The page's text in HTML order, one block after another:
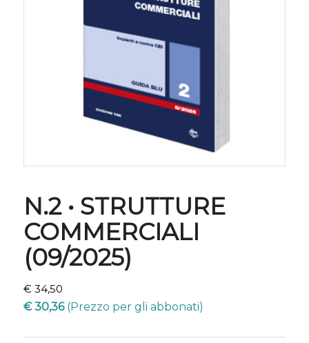
N.2 • STRUTTURE
COMMERCIALI
(09/2025)
€ 34,50
€30,36(Prezzo per gli abbonati)